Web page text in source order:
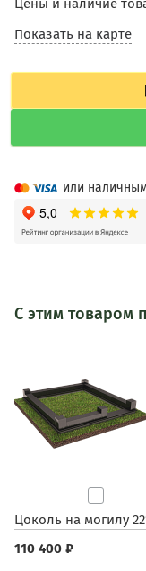
Цены и наличие
Показать на карте
или
С этим товаром
Цоколь на могилу
110 400 ₽